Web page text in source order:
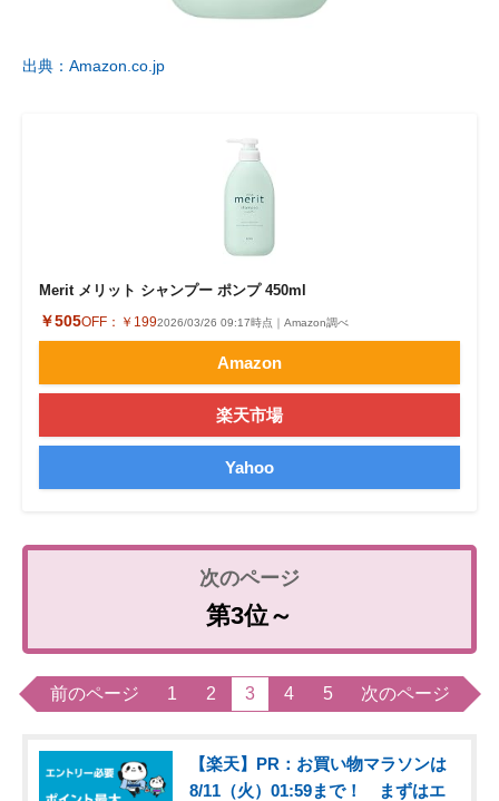
出典：Amazon.co.jp
Merit メリット シャンプー ポンプ 450ml
￥505OFF： ￥1992026/03/26 09:17時点｜Amazon調べ
Amazon
楽天市場
Yahoo
第3位～
前のページ 1 2 3 4 5 次のページ
【楽天】PR：お買い物マラソンは
8/11（火）01:59まで！ まずはエ